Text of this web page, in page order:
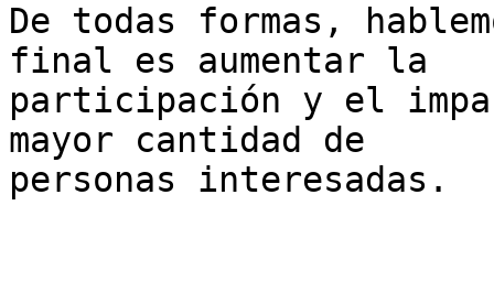
De todas formas,
final es aumentar la
participación y el
mayor cantidad de
personas interesadas.